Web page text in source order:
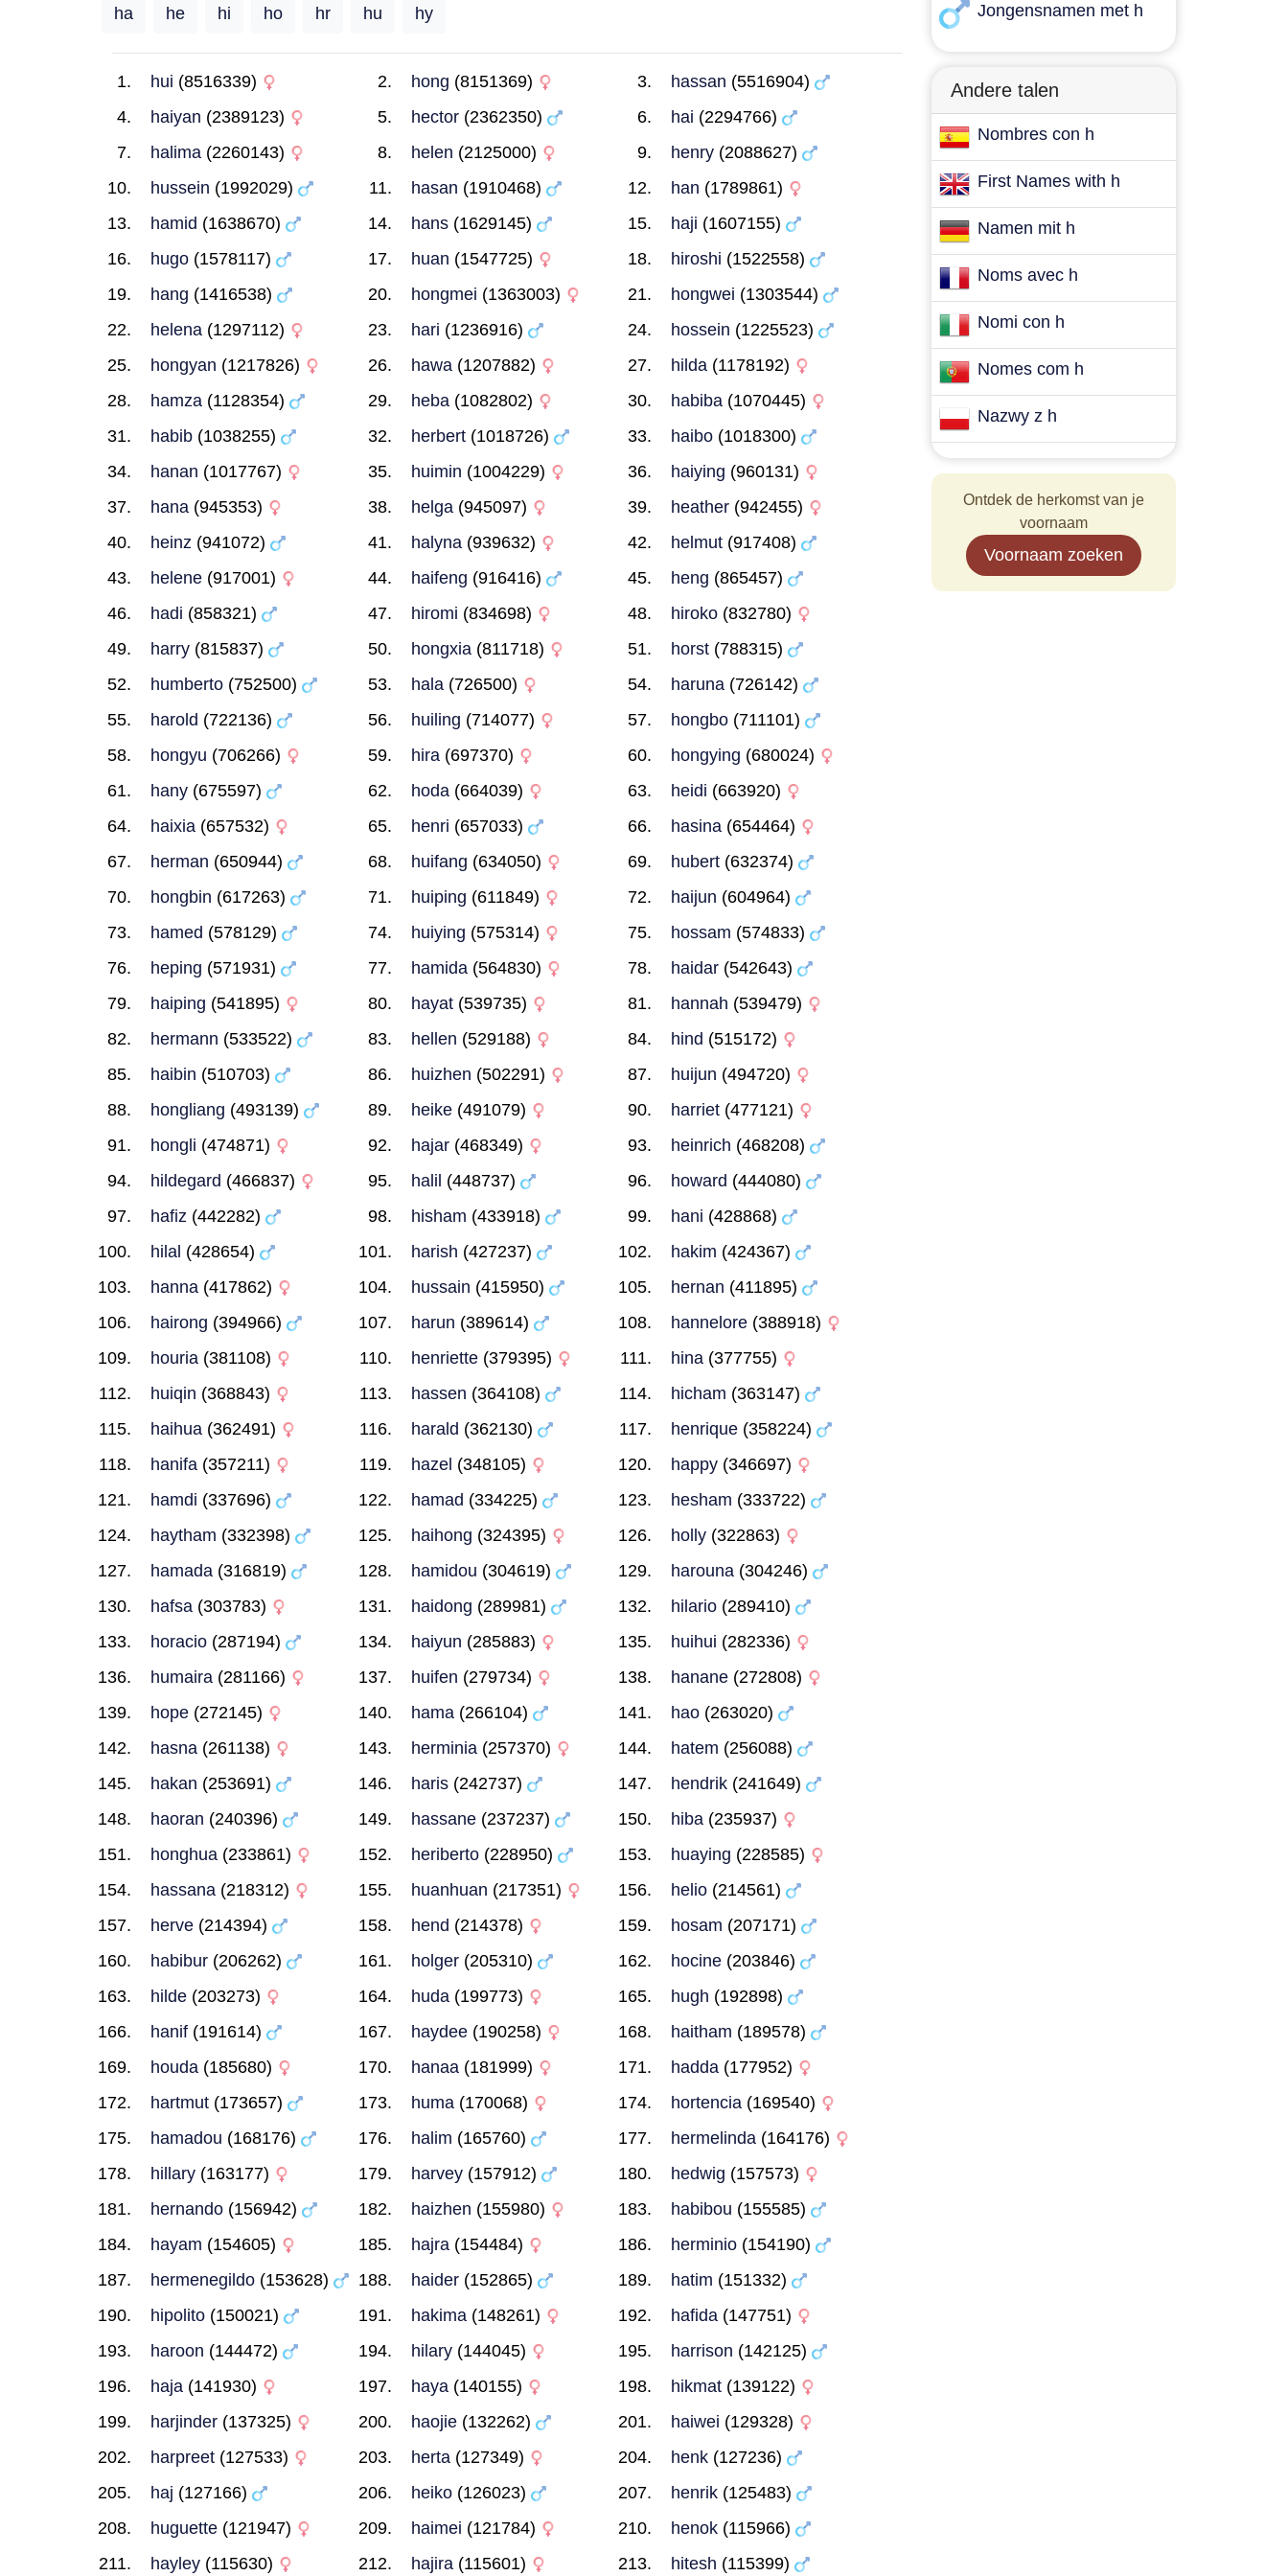
ha he hi ho hr hu hy
hui (8516339) hong (8151369) hassan (5516904)
haiyan (2389123) hector(2362350) hai (2294766)
halima (2260143) helen (2125000) henry (2088627)
hussein (1992029) hasan (1910468) han (1789861)
hamid (1638670) hans(1629145) haji (1607155)
hugo (1578117) huan (1547725) hiroshi (1522558)
hang (1416538) hongmei (1363003) hongwei (1303544)
helena (1297112) hari (1236916) hossein (1225523)
hongyan (1217826) hawa(1207882) hilda (1178192)
hamza (1128354) heba(1082802) habiba (1070445)
habib (1038255) herbert(1018726) haibo (1018300)
hanan (1017767) huimin (1004229) haiying (960131)
hana (945353) helga(945097) heather (942455)
heinz (941072) halyna(939632) helmut (917408)
helene (917001) haifeng (916416) heng (865457)
hadi (858321) hiromi (834698) hiroko (832780)
harry (815837) hongxia(811718) horst (788315)
humberto (752500) hala(726500) haruna (726142)
harold (722136) huiling (714077) hongbo (711101)
hongyu (706266) hira(697370) hongying (680024)
hany (675597) hoda(664039) heidi (663920)
haixia (657532) henri (657033) hasina (654464)
herman (650944) huifang (634050) hubert (632374)
hongbin (617263) huiping (611849) haijun (604964)
hamed (578129) huiying (575314) hossam (574833)
heping (571931) hamida(564830) haidar (542643)
haiping (541895) hayat(539735) hannah (539479)
hermann (533522) hellen (529188) hind (515172)
haibin (510703) huizhen (502291) huijun (494720)
hongliang (493139) heike(491079) harriet (477121)
hongli (474871) hajar(468349) heinrich (468208)
hildegard (466837) halil (448737) howard (444080)
hafiz (442282) hisham (433918) hani (428868)
hilal (428654) harish (427237) hakim (424367)
hanna (417862) hussain (415950) hernan (411895)
hairong (394966) harun (389614) hannelore (388918)
houria (381108) henriette(379395) hina (377755)
huiqin (368843) hassen (364108) hicham (363147)
haihua (362491) harald (362130) henrique (358224)
hanifa (357211) hazel (348105) happy (346697)
hamdi (337696) hamad (334225) hesham (333722)
haytham (332398) haihong (324395) holly (322863)
hamada (316819) hamidou (304619) harouna (304246)
hafsa (303783) haidong (289981) hilario (289410)
horacio (287194) haiyun (285883) huihui (282336)
humaira (281166) huifen (279734) hanane (272808)
hope (272145) hama(266104) hao (263020)
hasna (261138) herminia(257370) hatem (256088)
hakan (253691) haris(242737) hendrik (241649)
haoran (240396) hassane(237237) hiba (235937)
honghua (233861) heriberto(228950) huaying (228585)
hassana (218312) huanhuan (217351) helio (214561)
herve (214394) hend (214378) hosam (207171)
habibur (206262) holger(205310) hocine (203846)
hilde (203273) huda(199773) hugh (192898)
hanif (191614) haydee(190258) haitham (189578)
houda (185680) hanaa(181999) hadda (177952)
hartmut (173657) huma(170068) hortencia (169540)
hamadou (168176) halim (165760) hermelinda (164176)
hillary (163177) harvey(157912) hedwig (157573)
hernando (156942) haizhen (155980) habibou (155585)
hayam (154605) hajra(154484) herminio (154190)
hermenegildo (153628) haider(152865) hatim (151332)
hipolito (150021) hakima(148261) hafida (147751)
haroon (144472) hilary(144045) harrison (142125)
haja (141930) haya(140155) hikmat (139122)
harjinder (137325) haojie(132262) haiwei (129328)
harpreet (127533) herta(127349) henk (127236)
haj (127166) heiko(126023) henrik (125483)
huguette (121947) haimei (121784) henok (115966)
hayley (115630) hajira(115601) hitesh (115399)
Jongensnamen met h
Andere talen
Nombres con h
First Names with h
Namen mit h
Noms avec h
Nomi con h
Nomes com h
Nazwy z h
Ontdek de herkomst van je
voornaam
Voornaam zoeken